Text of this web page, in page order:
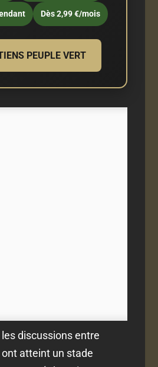
Dès 2,99 €/mois
PEUPLE VERT
discussions entre
ont atteint un stade